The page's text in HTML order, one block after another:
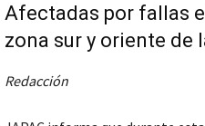
Afectadas por fallas
zona sur y oriente de
Redacción